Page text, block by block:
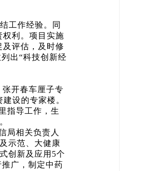
工作经验。同
利。项目实施
评估，及时修
出“科技创新经
开春车厘子专
设的专家楼。
指导工作，生
局相关负责人
示范、大健康
创新及应用5个
广，制定中药